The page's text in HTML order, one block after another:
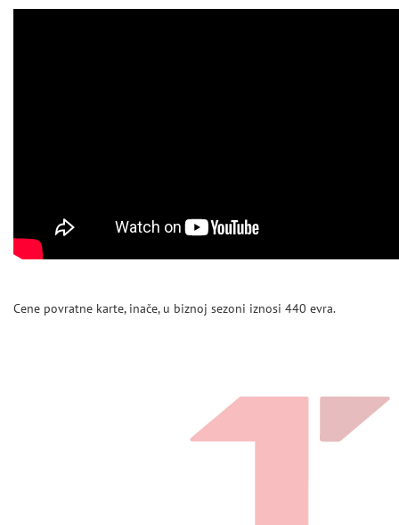
Cene povratne karte, inače, u biznoj sezoni iznosi 440 evra.